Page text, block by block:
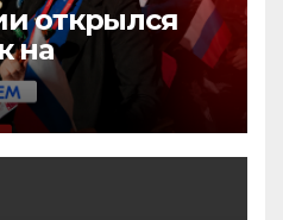
открылся
на
премию